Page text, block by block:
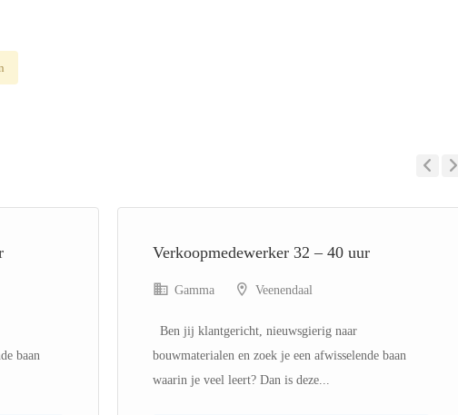
baan
Verkoopmedewerker 32 – 40 uur
Gamma Veenendaal
Ben jij klantgericht, nieuwsgierig naar
bouwmaterialen en zoek je een afwisselende baan
waarin je veel leert? Dan is deze...